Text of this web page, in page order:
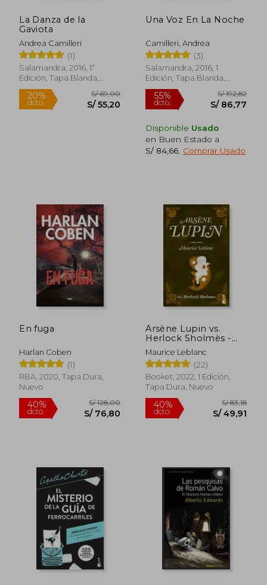
55%
dcto.
La Danza de la
Gaviota
Andrea Camilleri
(1)
Salamandra, 2016, 1ª
Edición, Tapa Blanda,
Nuevo
20%
dcto.
S/ 69,00
S/ 55,20
Rápido
Una Voz En La Noche
Camilleri, Andrea
(3)
Salamandra, 2016, 1
Edición, Tapa Blanda,
Nuevo
55%
dcto.
Disponible Usado
en Buen Estado a
S/ 84,66 Comprar Usado
En fuga
Harlan Coben
(1)
RBA, 2020, Tapa Dura,
Nuevo
Arsène Lupin vs.
Herlock Sholmès -
Maurice Leblanc -
Libro Físico
Maurice Leblanc
(22)
Booket, 2022, 1 Edición,
Tapa Dura, Nuevo